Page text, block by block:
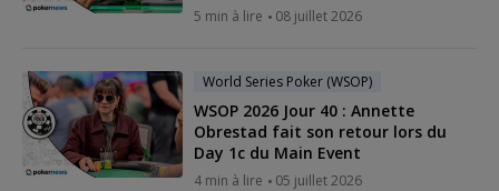
5 min à lire 08 juillet 2026
World Series Poker (WSOP)
WSOP 2026 Jour 40 : Annette
Obrestad fait son retour lors du
Day 1c du Main Event
4 min à lire 05 juillet 2026